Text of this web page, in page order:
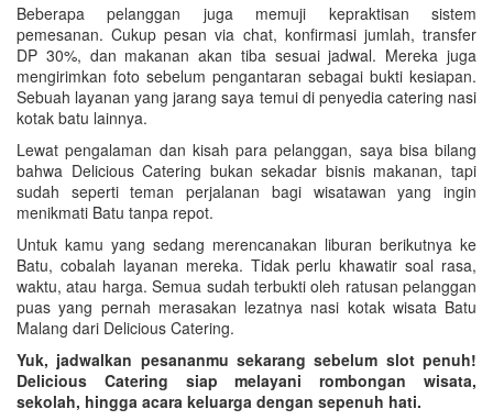
Beberapa pelanggan juga memuji kepraktisan sistem
pemesanan. Cukup pesan via chat, konfirmasi jumlah, transfer
DP 30%, dan makanan akan tiba sesuai jadwal. Mereka juga
mengirimkan foto sebelum pengantaran sebagai bukti kesiapan.
Sebuah layanan yang jarang saya temui di penyedia catering nasi
kotak batu lainnya.
Lewat pengalaman dan kisah para pelanggan, saya bisa bilang
bahwa Delicious Catering bukan sekadar bisnis makanan, tapi
sudah seperti teman perjalanan bagi wisatawan yang ingin
menikmati Batu tanpa repot.
Untuk kamu yang sedang merencanakan liburan berikutnya ke
Batu, cobalah layanan mereka. Tidak perlu khawatir soal rasa,
waktu, atau harga. Semua sudah terbukti oleh ratusan pelanggan
puas yang pernah merasakan lezatnya nasi kotak wisata Batu
Malang dari Delicious Catering.
Yuk, jadwalkan pesananmu sekarang sebelum slot penuh!
Delicious Catering siap melayani rombongan wisata,
sekolah, hingga acara keluarga dengan sepenuh hati.